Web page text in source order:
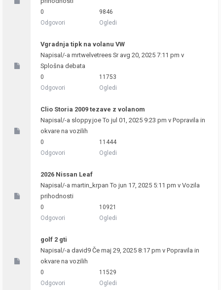
0
Odgovori
9846
Ogledi
Vgradnja tipk na volanu VW
Napisal/-a mrtwelvetrees Sr avg 20, 2025 7:11 pm v
Splošna debata
0
Odgovori
11753
Ogledi
Clio Storia 2009 tezave z volanom
Napisal/-a sloppy.joeTo jul 01, 2025 9:23 pm v Popravila in
okvare na vozilih
0
Odgovori
11444
Ogledi
2026 Nissan Leaf
Napisal/-a martin_krpan To jun 17, 2025 5:11 pm v Vozila
prihodnosti
0
Odgovori
10921
Ogledi
golf 2 gti
Napisal/-a david9 Če maj 29, 2025 8:17 pm v Popravila in
okvare na vozilih
0
Odgovori
11529
Ogledi